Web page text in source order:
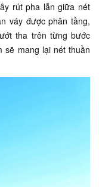
rút pha lẫn giữa nét
váy được phân tầng,
tha trên từng bước
sẽ mang lại nét thuần